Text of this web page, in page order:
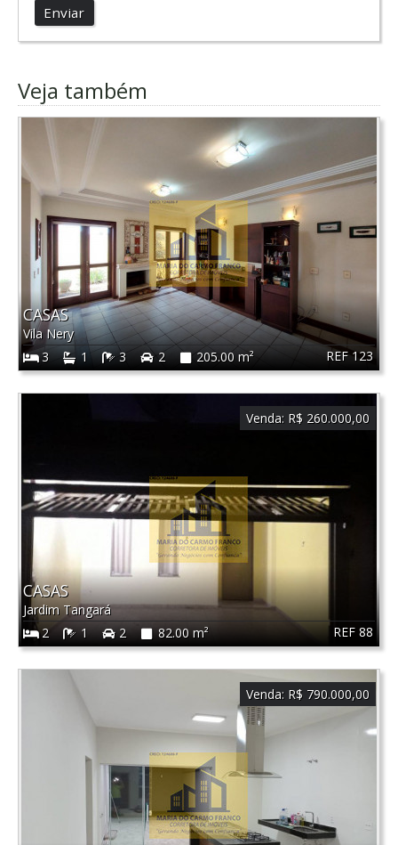
Enviar
Veja também
REF 123
CASAS
Vila Nery
3
1 3 2 205.00 m²
REF 88
CASAS
Jardim Tangará
2
1 2 82.00 m²
Venda: R$ 260.000,00
Venda: R$ 790.000,00